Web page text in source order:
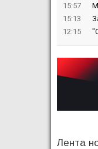
15:57
15:13
12:15
Лента